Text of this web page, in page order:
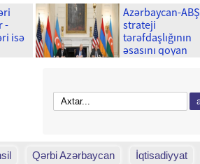
-
isə
Azərbaycan-ABŞ
strateji
tərəfdaşlığının
əsasını qoyan
Qərbi Azərbaycan İqtisadiyyat